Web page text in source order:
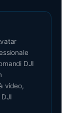
DJI
video,